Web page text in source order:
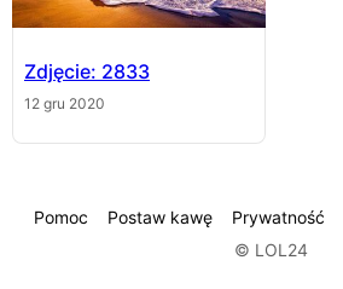
Zdjęcie: 2833
12 gru 2020
Pomoc Postaw kawę Prywatność
© LOL24